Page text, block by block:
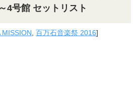
4号館 セットリスト
MISSION,百万石音楽祭 2016]